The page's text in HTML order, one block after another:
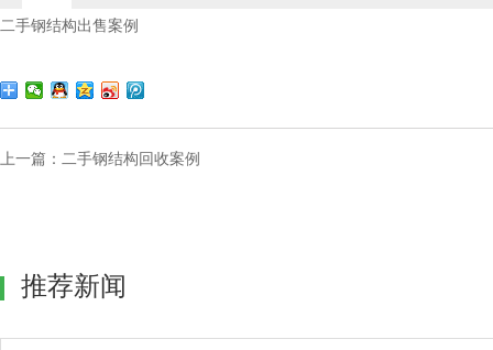
二手钢结构出售案例
上一篇： 二手钢结构回收案例
推荐新闻